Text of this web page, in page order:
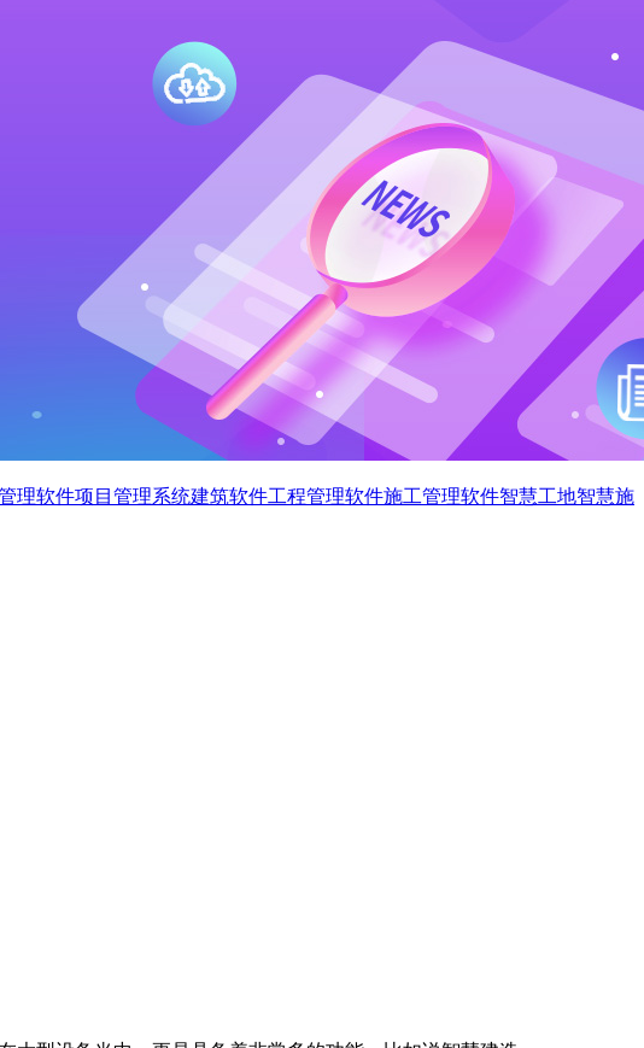
理软件项目管理系统建筑软件工程管理软件施工管理软件智慧工地智慧施